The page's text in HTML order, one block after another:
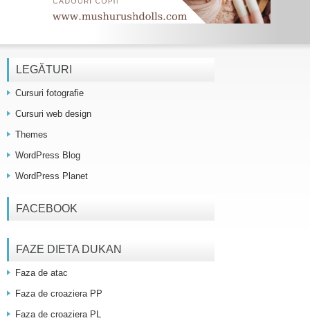
LEGĂTURI
Cursuri fotografie
Cursuri web design
Themes
WordPress Blog
WordPress Planet
FACEBOOK
FAZE DIETA DUKAN
Faza de atac
Faza de croaziera PP
Faza de croaziera PL